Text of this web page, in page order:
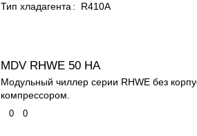
Тип хладагента : R410A
MDV RHWE 50 HA
Модульный чиллер серии RHWE без
компрессором.
0 0